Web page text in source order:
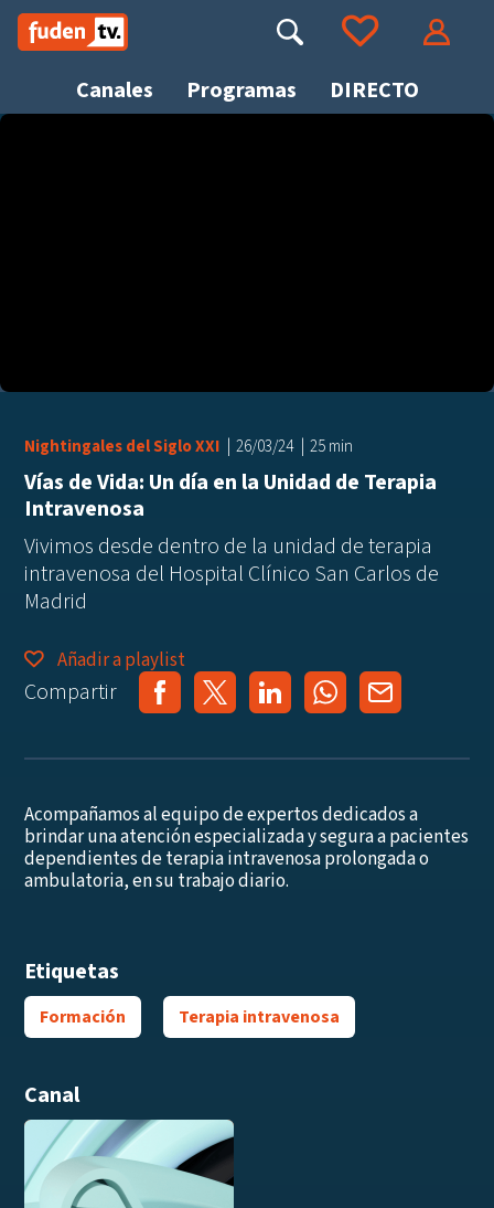
Saltar
contenido
Canales Programas DIRECTO
Buscar Ir a tus favoritos
Nightingales del Siglo XXI 26/03/24 25 min
Vías de Vida: Un día en la Unidad de Terapia
Intravenosa
Vivimos desde dentro de la unidad de terapia
intravenosa del Hospital Clínico San Carlos de
Madrid
Añadir a playlist
Compartir
Acompañamos al equipo de expertos dedicados a
brindar una atención especializada y segura a pacientes
dependientes de terapia intravenosa prolongada o
ambulatoria, en su trabajo diario.
Etiquetas
Formación Terapia intravenosa
Canal